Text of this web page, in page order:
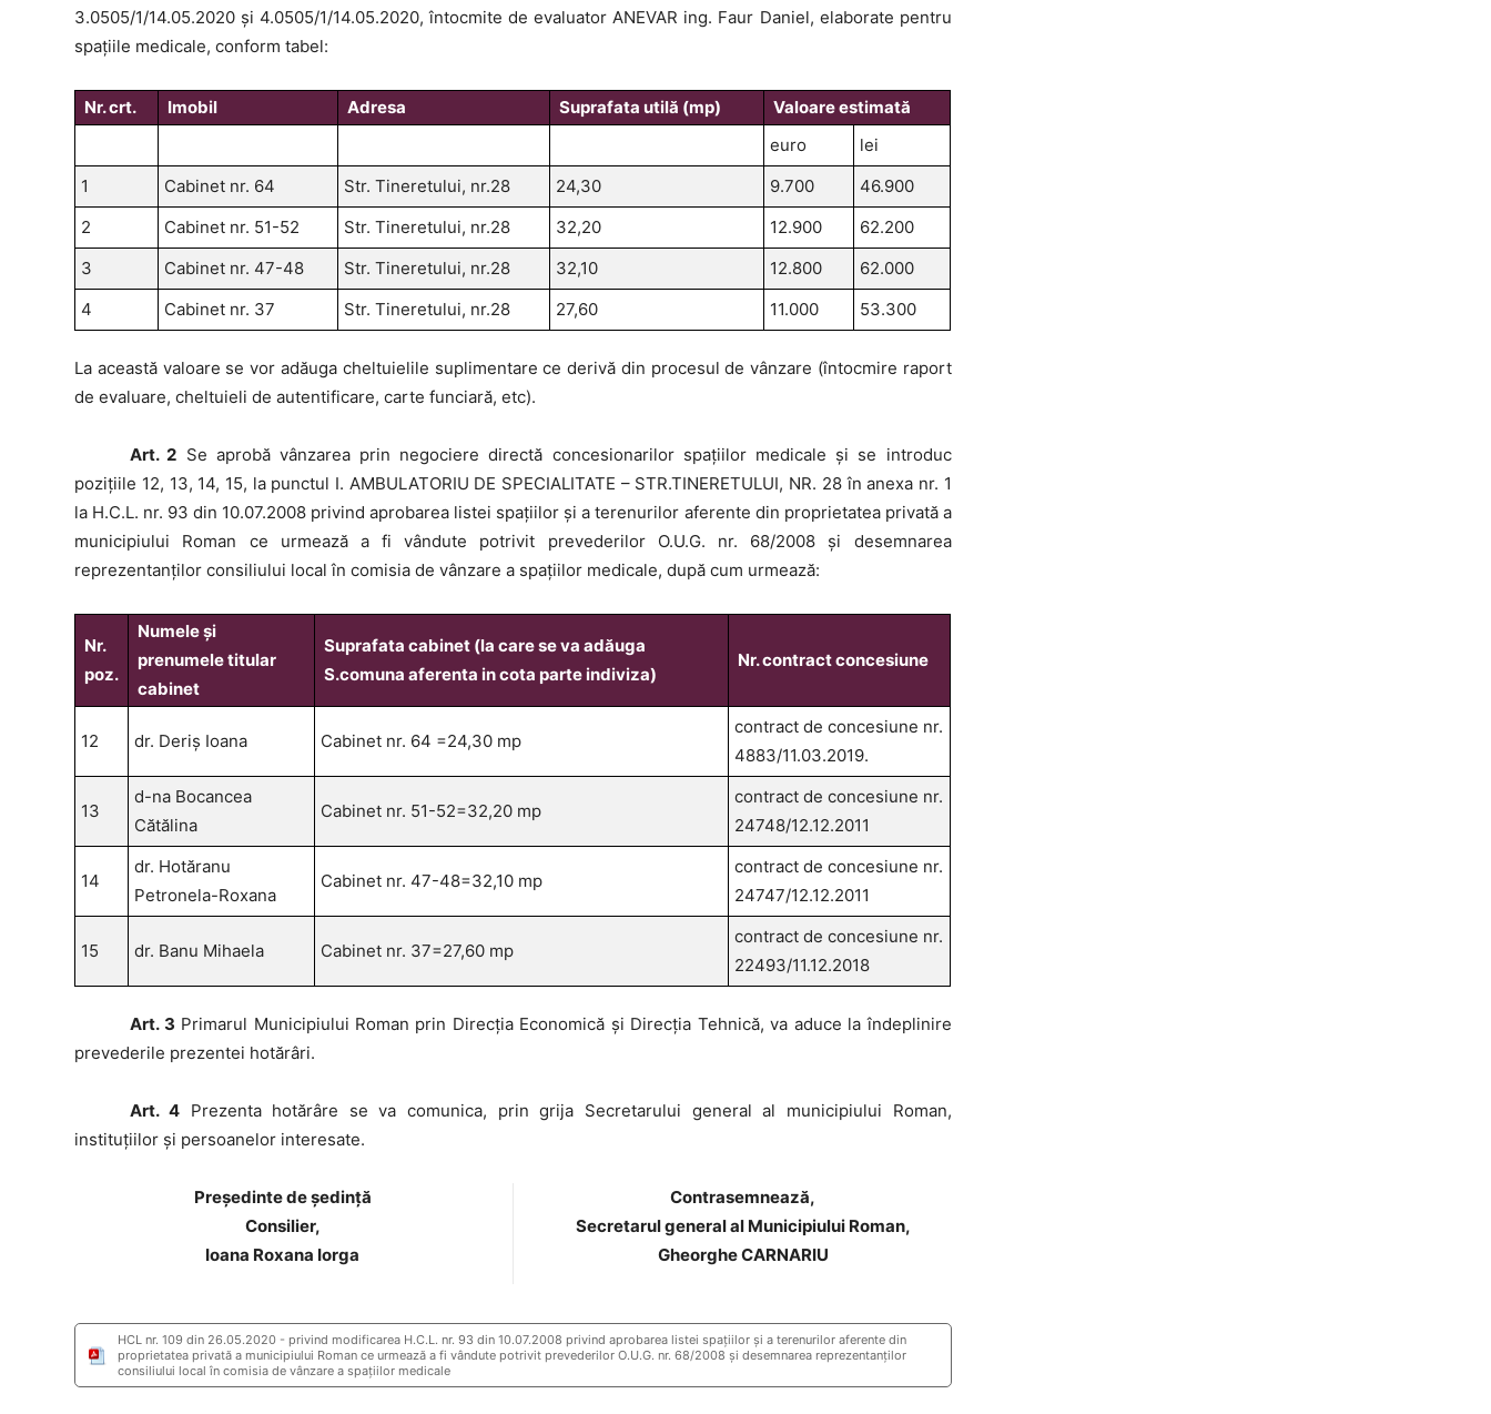
3.0505/1/14.05.2020 și 4.0505/1/14.05.2020, întocmite de evaluator ANEVAR ing. Faur Daniel, elaborate pentru
spațiile medicale, conform tabel:
Nr. crt. Imobil Adresa Suprafata utilă (mp)
Valoare estimată
euro
lei
1
Cabinet nr. 64 Str. Tineretului, nr.28 24,30 9.700
46.900
2
Cabinet nr. 51-52 Str. Tineretului, nr.28 32,20 12.900
62.200
3
Cabinet nr. 47-48 Str. Tineretului, nr.28 32,10 12.800
62.000
4
Cabinet nr. 37 Str. Tineretului, nr.28 27,60 11.000 53.300
La această valoare se vor adăuga cheltuielile suplimentare ce derivă din procesul de vânzare (întocmire raport
de evaluare, cheltuieli de autentificare, carte funciară, etc).
Art. 2 Se aprobă vânzarea prin negociere directă concesionarilor spațiilor medicale și se introduc
poziţiile 12, 13, 14, 15, la punctul I. AMBULATORIU DE SPECIALITATE – STR.TINERETULUI, NR. 28 în anexa nr. 1
la H.C.L. nr. 93 din 10.07.2008 privind aprobarea listei spaţiilor şi a terenurilor aferente din proprietatea privată a
municipiului Roman ce urmează a fi vândute potrivit prevederilor O.U.G. nr. 68/2008 şi desemnarea
reprezentanţilor consiliului local în comisia de vânzare a spaţiilor medicale, după cum urmează:
Nr.
poz.
Numele şi
prenumele titular
cabinet
Suprafata cabinet (la care se va adăuga
S.comuna aferenta in cota parte indiviza)
Nr. contract concesiune
12 dr. Deriș Ioana Cabinet nr. 64 =24,30 mp
contract de concesiune nr.
4883/11.03.2019.
13
d-na Bocancea
Cătălina
Cabinet nr. 51-52=32,20 mp
contract de concesiune nr.
24748/12.12.2011
14
dr. Hotăranu
Petronela-Roxana
Cabinet nr. 47-48=32,10 mp
contract de concesiune nr.
24747/12.12.2011
15 dr. Banu Mihaela Cabinet nr. 37=27,60 mp
contract de concesiune nr.
22493/11.12.2018
Art. 3 Primarul Municipiului Roman prin Direcţia Economică și Direcția Tehnică, va aduce la îndeplinire
prevederile prezentei hotărâri.
Art. 4Prezenta hotărâre se va comunica, prin grija Secretarului general al municipiului Roman,
instituţiilor şi persoanelor interesate.
Preşedinte de şedinţă
Consilier,
Ioana Roxana Iorga
Contrasemnează,
Secretarul general al Municipiului Roman,
Gheorghe CARNARIU
HCL nr. 109 din 26.05.2020 - privind modificarea H.C.L. nr. 93 din 10.07.2008 privind aprobarea listei spaţiilor şi a terenurilor aferente din
proprietatea privată a municipiului Roman ce urmează a fi vândute potrivit prevederilor O.U.G. nr. 68/2008 şi desemnarea reprezentanţilor
consiliului local în comisia de vânzare a spaţiilor medicale